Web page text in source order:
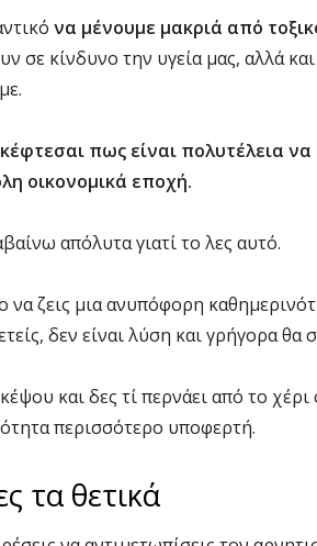
να μένουμε μακριά από
σε κίνδυνο την υγεία μας, αλλά
πως είναι πολυτέλεια
οικονομικά εποχή.
απόλυτα γιατί το λες αυτό.
να ζεις μια ανυπόφορη
δεν είναι λύση και γρήγορα θα
και δες τί περνάει από το χέρι
περισσότερο υποφερτή.
τα θετικά